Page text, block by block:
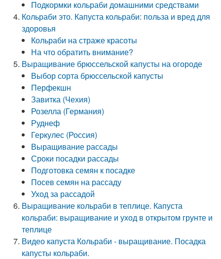
Подкормки кольраби домашними средствами
Кольраби это. Капуста кольраби: польза и вред для
здоровья
Кольраби на страже красоты
На что обратить внимание?
Выращивание брюссельской капусты на огороде
Выбор сорта брюссельской капусты
Перфекшн
Завитка (Чехия)
Розелла (Германия)
Руднеф
Геркулес (Россия)
Выращивание рассады
Сроки посадки рассады
Подготовка семян к посадке
Посев семян на рассаду
Уход за рассадой
Выращивание кольраби в теплице. Капуста
кольраби: выращивание и уход в открытом грунте и
теплице
Видео капуста Кольраби - выращивание. Посадка
капусты кольраби.